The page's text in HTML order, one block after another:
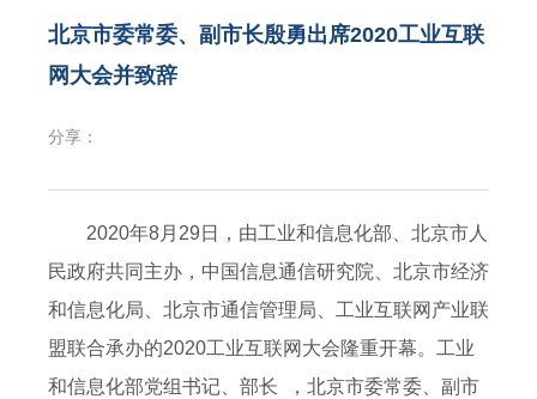
北京市委常委、副市长殷勇出席2020工业互联
网大会并致辞
分享：
2020年8月29日，由工业和信息化部、北京市人
民政府共同主办，中国信息通信研究院、北京市经济
和信息化局、北京市通信管理局、工业互联网产业联
盟联合承办的2020工业互联网大会隆重开幕。工业
和信息化部党组书记、部长 ，北京市委常委、副市